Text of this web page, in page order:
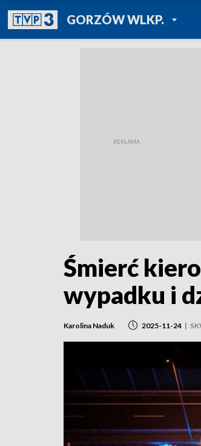
GORZÓW WLKP.POWRÓT DO
TVP REGIONY
Śmierć
wypadku i
Karolina Naduk 2025-11-24 |